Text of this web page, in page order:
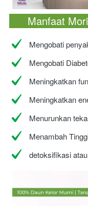
Manfaat
Mengobati
Mengobati
Meningkatkan
Meningkatkan
Menurunkan
Menambah
detoksifikasi